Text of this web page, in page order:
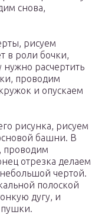
снова,
рисуем
в роли бочки,
нужно расчертить
проводим
и опускаем
рисунка, рисуем
башни. В
проводим
отрезка делаем
чертой.
полоской
дугу, и